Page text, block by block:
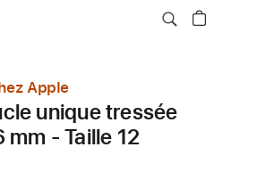
Apple
unique tressée
- Taille 12